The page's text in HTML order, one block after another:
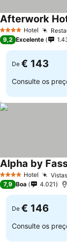
4 EstrelasHotel
Afterwork
9,2 Excelente
De € 143
Consulte os
4 EstrelasHotel
Alpha by
7,9 Boa 4.021
De € 146
Consulte os